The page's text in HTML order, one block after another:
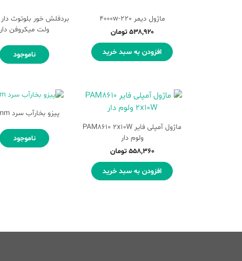
ماژول دیمر 4000w-220
۵۳۸,۹۲۰ تومان
افزودن به سبد خرید
ولت میکروفن دار
ناموجود
ماژول آمپلی فایر PAM8610 2x10W
ولوم دار
۵۵۸,۳۶۰ تومان
افزودن به سبد خرید
پیزو بخارآب سرد 25mm
ناموجود